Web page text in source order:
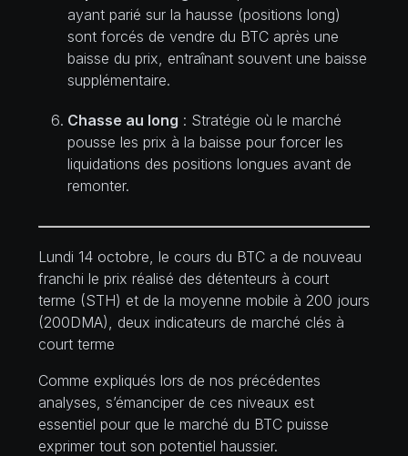
ayant parié sur la hausse (positions long)
sont forcés de vendre du BTC après une
baisse du prix, entraînant souvent une baisse
supplémentaire.
Chasse au long : Stratégie où le marché
pousse les prix à la baisse pour forcer les
liquidations des positions longues avant de
remonter.
Lundi 14 octobre, le cours du BTC a de nouveau
franchi le prix réalisé des détenteurs à court
terme (STH) et de la moyenne mobile à 200 jours
(200DMA), deux indicateurs de marché clés à
court terme
Comme expliqués lors de nos précédentes
analyses, s’émanciper de ces niveaux est
essentiel pour que le marché du BTC puisse
exprimer tout son potentiel haussier.